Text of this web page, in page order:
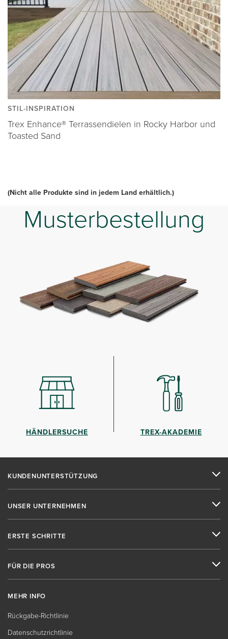
STIL-INSPIRATION
Trex Enhance® Terrassendielen in Rocky Harbor und
Toasted Sand
(Nicht alle Produkte sind in jedem Land erhältlich.)
Musterbestellung
HÄNDLERSUCHE TREX-AKADEMIE
KUNDENUNTERSTÜTZUNG
UNSER UNTERNEHMEN
ERSTE SCHRITTE
FÜR DIE PROS
MEHR INFO
Rückgabe-Richtlinie
Datenschutzrichtlinie